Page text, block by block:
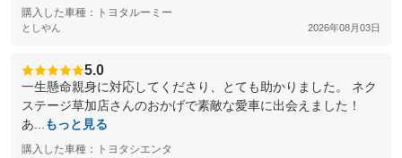
購入した車種：トヨタルーミー
としやん 2026年08月03日
5.0
一生懸命親身に対応してくださり、とても助かりました。 ネク
ステージ草加店さんのおかげで素敵な愛車に出会えました！
あ...
もっと見る
購入した車種：トヨタシエンタ